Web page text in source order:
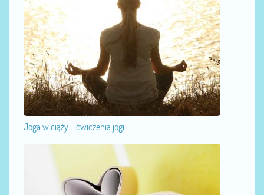
Joga w ciąży - ćwiczenia jogi...